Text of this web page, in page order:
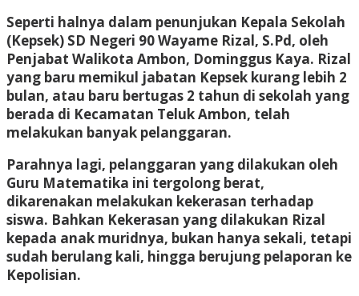
Seperti halnya dalam penunjukan Kepala Sekolah
(Kepsek) SD Negeri 90 Wayame Rizal, S.Pd, oleh
Penjabat Walikota Ambon, Dominggus Kaya. Rizal
yang baru memikul jabatan Kepsek kurang lebih 2
bulan, atau baru bertugas 2 tahun di sekolah yang
berada di Kecamatan Teluk Ambon, telah
melakukan banyak pelanggaran.
Parahnya lagi, pelanggaran yang dilakukan oleh
Guru Matematika ini tergolong berat,
dikarenakan melakukan kekerasan terhadap
siswa. Bahkan Kekerasan yang dilakukan Rizal
kepada anak muridnya, bukan hanya sekali, tetapi
sudah berulang kali, hingga berujung pelaporan ke
Kepolisian.